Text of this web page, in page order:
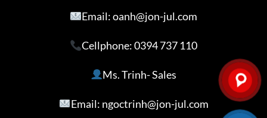
Email: oanh@jon-jul.com
Cellphone:0394 737 110
Ms. Trinh- Sales
Email: ngoctrinh@jon-jul.com